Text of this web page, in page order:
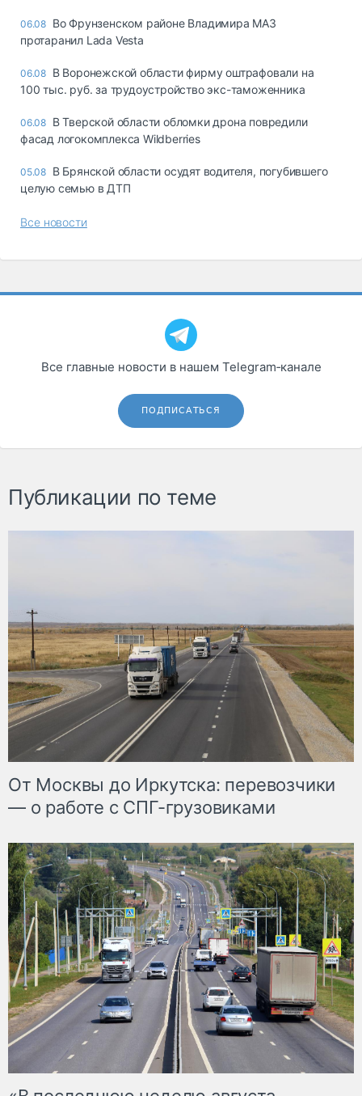
06.08 Во Фрунзенском районе Владимира МАЗ
протаранил Lada Vesta
06.08 В Воронежской области фирму оштрафовали на
100 тыс. руб. за трудоустройство экс-таможенника
06.08 В Тверской области обломки дрона повредили
фасад логокомплекса Wildberries
05.08 В Брянской области осудят водителя, погубившего
целую семью в ДТП
Все новости
Все главные новости в нашем Telegram‑канале
ПОДПИСАТЬСЯ
Публикации по теме
От Москвы до Иркутска: перевозчики
— о работе с СПГ-грузовиками